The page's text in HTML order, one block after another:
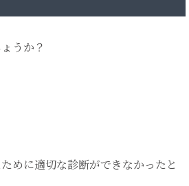
うか？
めに適切な診断ができなかったと